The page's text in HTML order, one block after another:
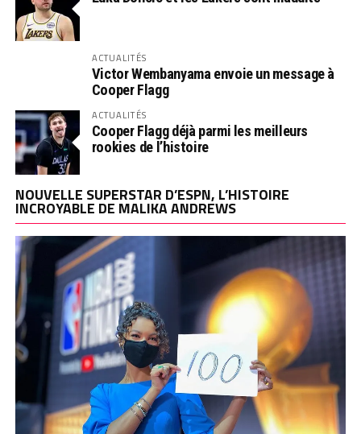
ACTUALITÉS
Victor Wembanyama envoie un message à
Cooper Flagg
ACTUALITÉS
Cooper Flagg déjà parmi les meilleurs
rookies de l’histoire
NOUVELLE SUPERSTAR D’ESPN, L’HISTOIRE
INCROYABLE DE MALIKA ANDREWS